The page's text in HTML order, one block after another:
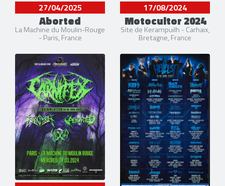
27/04/2025
Aborted
La Machine du Moulin-Rouge
- Paris, France
17/08/2024
Motocultor 2024
Site de Kerampuilh - Carhaix,
Bretagne, France